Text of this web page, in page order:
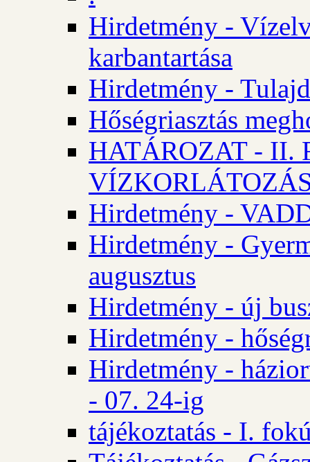
Hirdetmény -
karbantartása
Hirdetmény -
Hőségriasztás
HATÁROZAT - II.
Hirdetmény -
Hirdetmény -
augusztus
Hirdetmény - új
Hirdetmény -
Hirdetmény -
- 07. 24-ig
tájékoztatás - I.